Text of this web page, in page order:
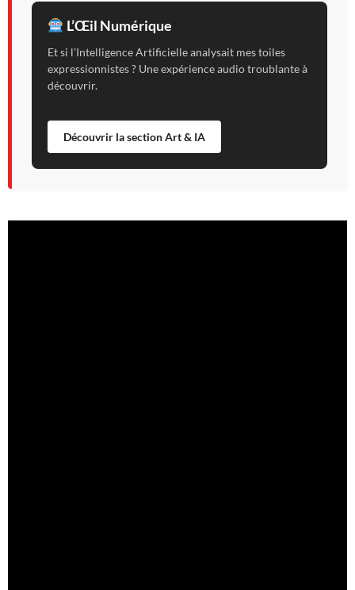
L’Œil Numérique
Et si l’Intelligence Artificielle analysait mes toiles
expressionnistes ? Une expérience audio troublante à
découvrir.
Découvrir la section Art & IA